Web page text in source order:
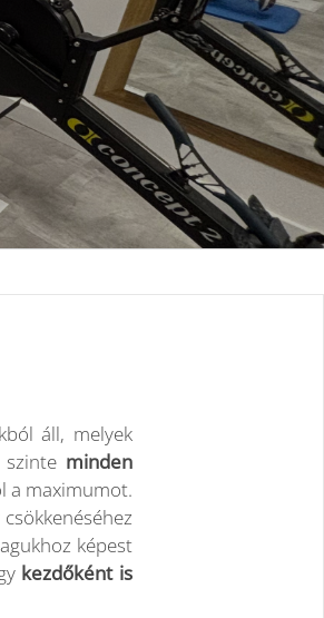
áll, melyek
minden
a maximumot.
képest
kezdőként is